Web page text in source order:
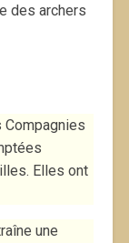
des archers
Compagnies
Elles ont
une